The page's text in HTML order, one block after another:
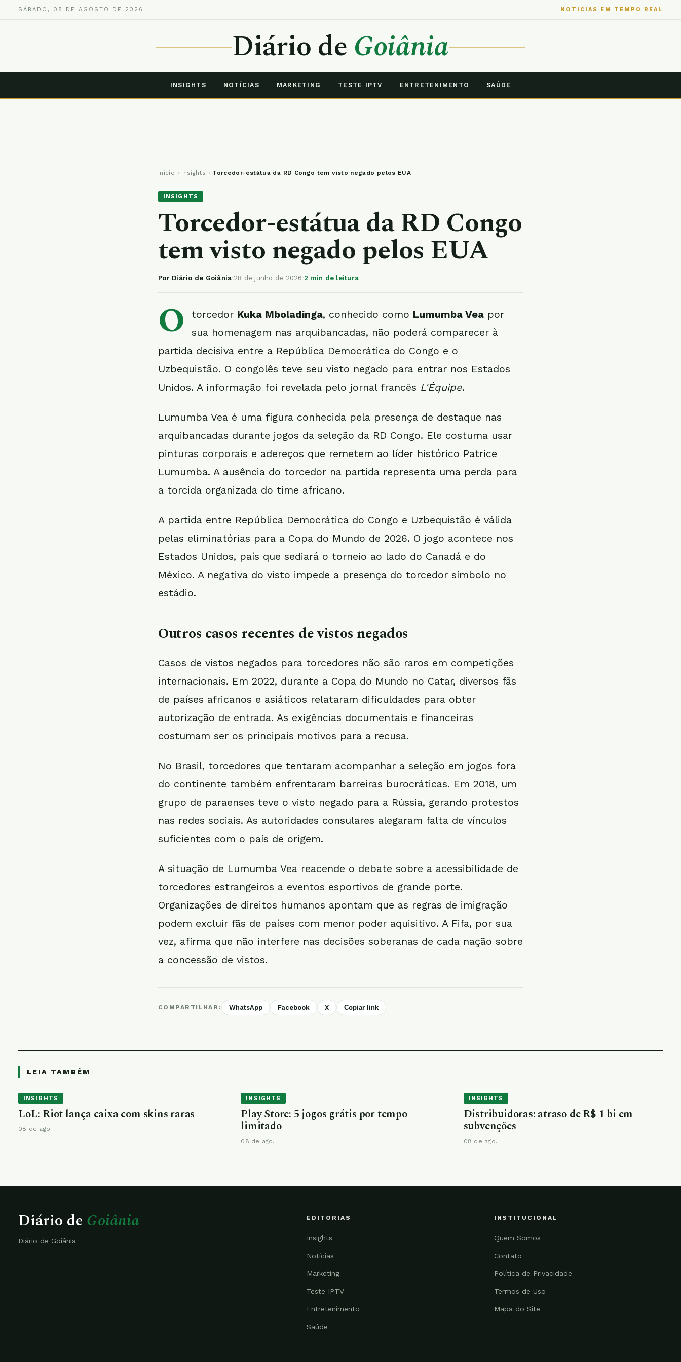
SÁBADO, 08 DE AGOSTO DE 2026 NOTICIAS EM TEMPO REAL
Diário deGoiânia
INSIGHTS NOTÍCIAS MARKETING TESTE IPTV ENTRETENIMENTO SAÚDE
Início › Insights › Torcedor-estátua da RD Congo tem visto negado pelos EUA
INSIGHTS
Torcedor-estátua da RD Congo
tem visto negado pelos EUA
Por Diário de Goiânia·28 de junho de 2026 ·2 min de leitura
O torcedor Kuka Mboladinga, conhecido como Lumumba Vea por
sua homenagem nas arquibancadas, não poderá comparecer à
partida decisiva entre a República Democrática do Congo e o
Uzbequistão. O congolês teve seu visto negado para entrar nos Estados
Unidos. A informação foi revelada pelo jornal francês L'Équipe.
Lumumba Vea é uma figura conhecida pela presença de destaque nas
arquibancadas durante jogos da seleção da RD Congo. Ele costuma usar
pinturas corporais e adereços que remetem ao líder histórico Patrice
Lumumba. A ausência do torcedor na partida representa uma perda para
a torcida organizada do time africano.
A partida entre República Democrática do Congo e Uzbequistão é válida
pelas eliminatórias para a Copa do Mundo de 2026. O jogo acontece nos
Estados Unidos, país que sediará o torneio ao lado do Canadá e do
México. A negativa do visto impede a presença do torcedor símbolo no
estádio.
Outros casos recentes de vistos negados
Casos de vistos negados para torcedores não são raros em competições
internacionais. Em 2022, durante a Copa do Mundo no Catar, diversos fãs
de países africanos e asiáticos relataram dificuldades para obter
autorização de entrada. As exigências documentais e financeiras
costumam ser os principais motivos para a recusa.
No Brasil, torcedores que tentaram acompanhar a seleção em jogos fora
do continente também enfrentaram barreiras burocráticas. Em 2018, um
grupo de paraenses teve o visto negado para a Rússia, gerando protestos
nas redes sociais. As autoridades consulares alegaram falta de vínculos
suficientes com o país de origem.
A situação de Lumumba Vea reacende o debate sobre a acessibilidade de
torcedores estrangeiros a eventos esportivos de grande porte.
Organizações de direitos humanos apontam que as regras de imigração
podem excluir fãs de países com menor poder aquisitivo. A Fifa, por sua
vez, afirma que não interfere nas decisões soberanas de cada nação sobre
a concessão de vistos.
COMPARTILHAR: WhatsApp Facebook X Copiar link
LEIA TAMBÉM
INSIGHTS
LoL: Riot lança caixa com skins raras
08 de ago.
INSIGHTS
Play Store: 5 jogos grátis por tempo
limitado
08 de ago.
INSIGHTS
Distribuidoras: atraso de R$ 1 bi em
subvenções
08 de ago.
Diário de Goiânia
Diário de Goiânia
EDITORIAS
Insights
Notícias
Marketing
Teste IPTV
Entretenimento
Saúde
INSTITUCIONAL
Quem Somos
Contato
Política de Privacidade
Termos de Uso
Mapa do Site